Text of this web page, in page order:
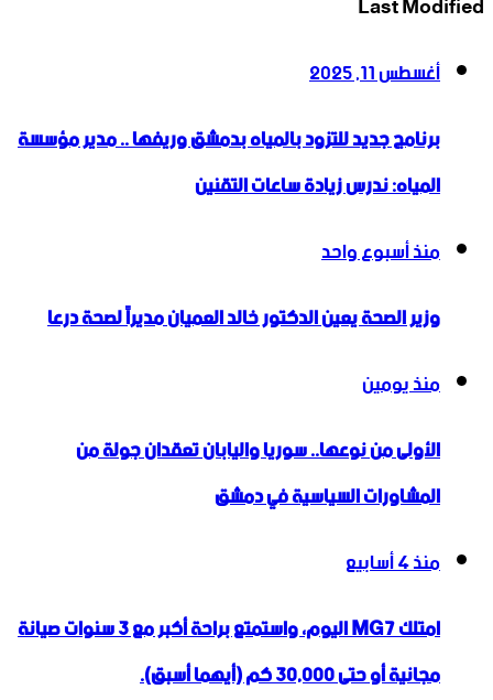
أغسطس 11, 2025
برنامج جديد للتزود بالمياه بدمشق وريفها .. مدير مؤسسة
المياه: ندرس زيادة ساعات التقنين
منذ أسبوع واحد
وزير الصحة يعين الدكتور خالد العميان مديراً لصحة درعا
منذ يومين
الأولى من نوعها.. سوريا واليابان تعقدان جولة من
المشاورات السياسية في دمشق
منذ 4 أسابيع
امتلك MG7 اليوم، واستمتع براحة أكبر مع 3 سنوات صيانة
مجانية أو حتى 30,000 كم (أيهما أسبق).